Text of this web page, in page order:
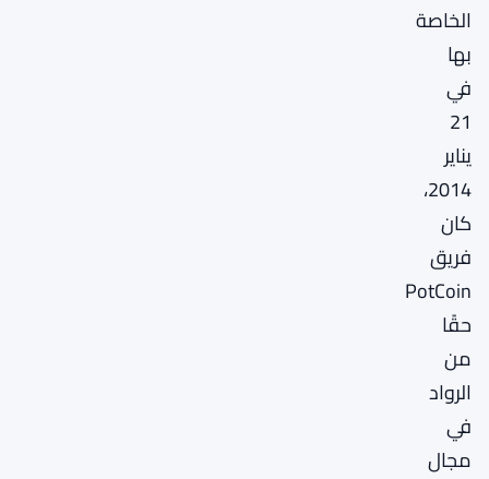
الخاصة
بها
في
21
يناير
2014،
كان
فريق
PotCoin
حقًا
من
الرواد
في
مجال